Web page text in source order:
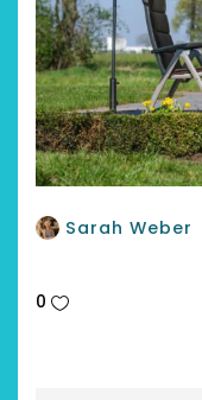
Sarah Weber
0